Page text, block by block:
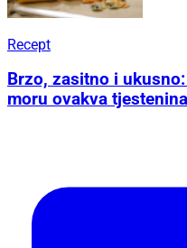
Brzo, zasitno i
moru ovakva